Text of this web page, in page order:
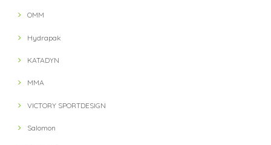
OMM
Hydrapak
KATADYN
MMA
VICTORY SPORTDESIGN
Salomon